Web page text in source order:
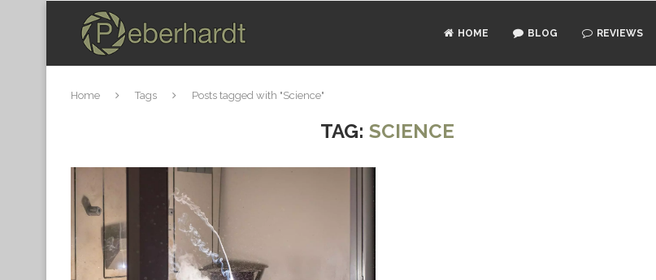
HOME BLOG REVIEWS
Home Tags Posts tagged with "Science"
TAG:SCIENCE